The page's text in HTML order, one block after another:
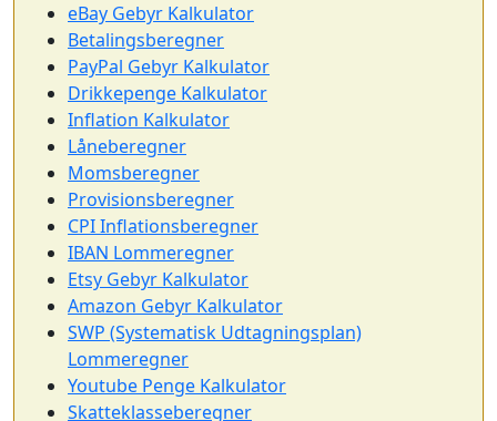
eBay Gebyr Kalkulator
Betalingsberegner
PayPal Gebyr Kalkulator
Drikkepenge Kalkulator
Inflation Kalkulator
Låneberegner
Momsberegner
Provisionsberegner
CPI Inflationsberegner
IBAN Lommeregner
Etsy Gebyr Kalkulator
Amazon Gebyr Kalkulator
SWP (Systematisk Udtagningsplan)
Lommeregner
Youtube Penge Kalkulator
Skatteklasseberegner